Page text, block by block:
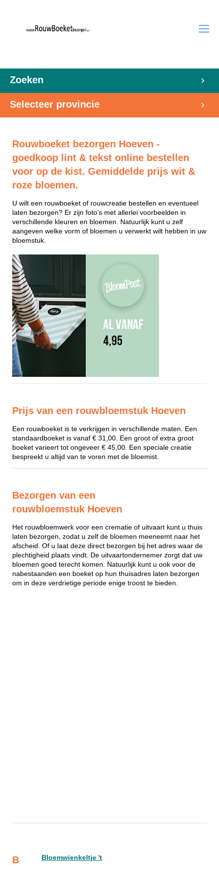
Zoeken
Selecteer provincie
Rouwboeket bezorgen Hoeven -
goedkoop lint & tekst online bestellen
voor op de kist. Gemiddelde prijs wit &
roze bloemen.
U wilt een rouwboeket of rouwcreatie bestellen en eventueel
laten bezorgen? Er zijn foto’s met allerlei voorbeelden in
verschillende kleuren en bloemen. Natuurlijk kunt u zelf
aangeven welke vorm of bloemen u verwerkt wilt hebben in uw
bloemstuk.
Prijs van een rouwbloemstuk Hoeven
Een rouwboeket is te verkrijgen in verschillende maten. Een
standaardboeket is vanaf € 31,00. Een groot of extra groot
boeket varieert tot ongeveer € 45,00. Een speciale creatie
bespreekt u altijd van te voren met de bloemist.
Bezorgen van een
rouwbloemstuk Hoeven
Het rouwbloemwerk voor een crematie of uitvaart kunt u thuis
laten bezorgen, zodat u zelf de bloemen meeneemt naar het
afscheid. Of u laat deze direct bezorgen bij het adres waar de
plechtigheid plaats vindt. De uitvaartondernemer zorgt dat uw
bloemen goed terecht komen. Natuurlijk kunt u ook voor de
nabestaanden een boeket op hun thuisadres laten bezorgen
om in deze verdrietige periode enige troost te bieden.
B Bloemwienkeltje 't